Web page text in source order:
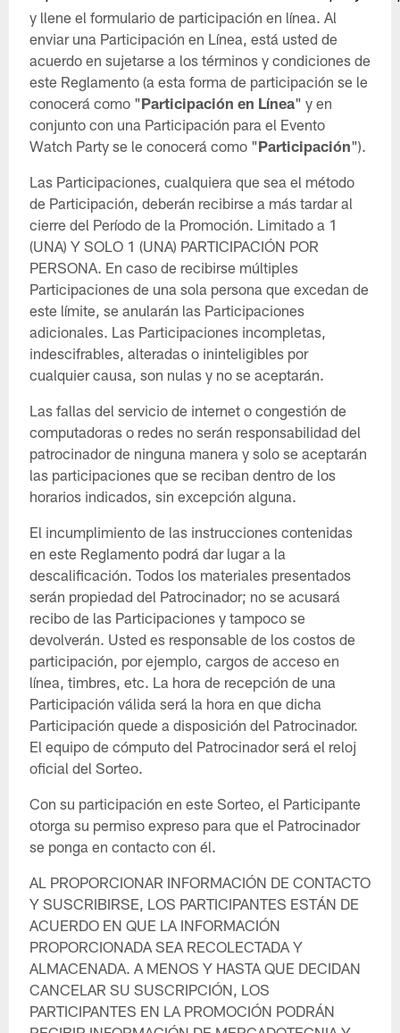
y llene el formulario de participación en línea. Al
enviar una Participación en Línea, está usted de
acuerdo en sujetarse a los términos y condiciones de
este Reglamento (a esta forma de participación se le
conocerá como "Participación en Línea" y en
conjunto con una Participación para el Evento
Watch Party se le conocerá como "Participación").
Las Participaciones, cualquiera que sea el método
de Participación, deberán recibirse a más tardar al
cierre del Período de la Promoción. Limitado a 1
(UNA) Y SOLO 1 (UNA) PARTICIPACIÓN POR
PERSONA. En caso de recibirse múltiples
Participaciones de una sola persona que excedan de
este límite, se anularán las Participaciones
adicionales. Las Participaciones incompletas,
indescifrables, alteradas o ininteligibles por
cualquier causa, son nulas y no se aceptarán.
Las fallas del servicio de internet o congestión de
computadoras o redes no serán responsabilidad del
patrocinador de ninguna manera y solo se aceptarán
las participaciones que se reciban dentro de los
horarios indicados, sin excepción alguna.
El incumplimiento de las instrucciones contenidas
en este Reglamento podrá dar lugar a la
descalificación. Todos los materiales presentados
serán propiedad del Patrocinador; no se acusará
recibo de las Participaciones y tampoco se
devolverán. Usted es responsable de los costos de
participación, por ejemplo, cargos de acceso en
línea, timbres, etc. La hora de recepción de una
Participación válida será la hora en que dicha
Participación quede a disposición del Patrocinador.
El equipo de cómputo del Patrocinador será el reloj
oficial del Sorteo.
Con su participación en este Sorteo, el Participante
otorga su permiso expreso para que el Patrocinador
se ponga en contacto con él.
AL PROPORCIONAR INFORMACIÓN DE CONTACTO
Y SUSCRIBIRSE, LOS PARTICIPANTES ESTÁN DE
ACUERDO EN QUE LA INFORMACIÓN
PROPORCIONADA SEA RECOLECTADA Y
ALMACENADA. A MENOS Y HASTA QUE DECIDAN
CANCELAR SU SUSCRIPCIÓN, LOS
PARTICIPANTES EN LA PROMOCIÓN PODRÁN